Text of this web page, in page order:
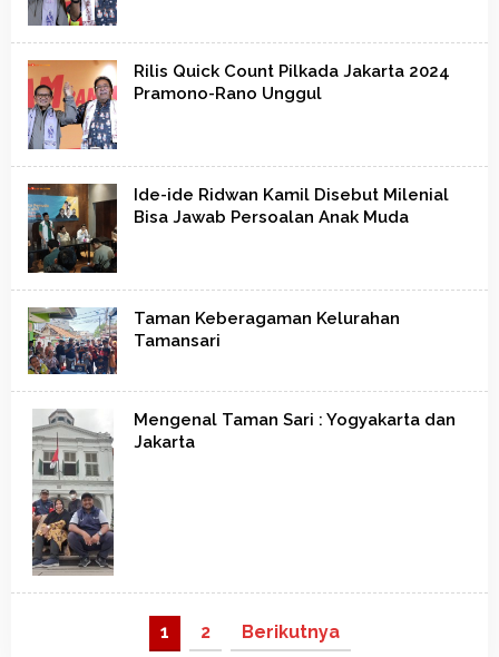
Rilis Quick Count Pilkada Jakarta 2024
Pramono-Rano Unggul
Ide-ide Ridwan Kamil Disebut Milenial
Bisa Jawab Persoalan Anak Muda
Taman Keberagaman Kelurahan
Tamansari
Mengenal Taman Sari : Yogyakarta dan
Jakarta
1 2 Berikutnya